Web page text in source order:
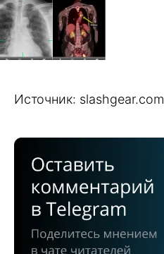
Источник: slashgear.com